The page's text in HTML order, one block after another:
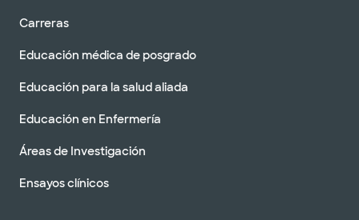
Carreras
Educación médica de posgrado
Educación para la salud aliada
Educación en Enfermería
Áreas de Investigación
Ensayos clínicos